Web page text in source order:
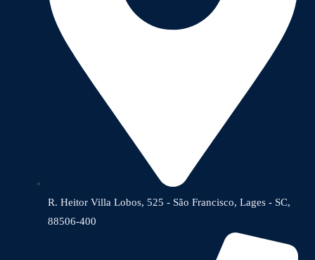
R. Heitor Villa Lobos, 525 - São Francisco, Lages - SC,
88506-400